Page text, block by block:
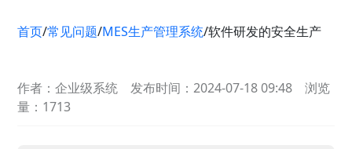
首页/常见问题/MES生产管理系统/软件研发的安全生产
作者：企业级系统 发布时间：2024-07-18 09:48
浏览
量：1713